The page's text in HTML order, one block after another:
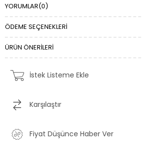
YORUMLAR(0)
ÖDEME SEÇENEKLERI
ÜRÜN ÖNERILERI
İstek Listeme Ekle
Karşılaştır
Fiyat Düşünce Haber Ver